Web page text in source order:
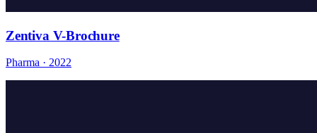
Zentiva V-Brochure
Pharma · 2022